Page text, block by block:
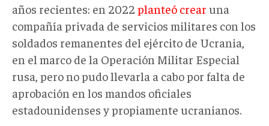
años recientes: en 2022 planteó crear una
compañía privada de servicios militares con los
soldados remanentes del ejército de Ucrania,
en el marco de la Operación Militar Especial
rusa, pero no pudo llevarla a cabo por falta de
aprobación en los mandos oficiales
estadounidenses y propiamente ucranianos.